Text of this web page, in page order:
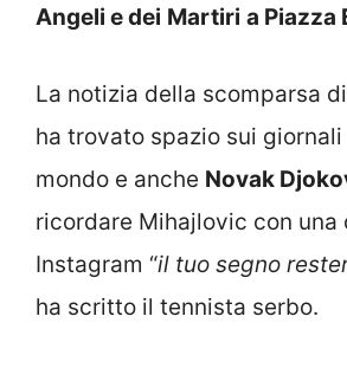
Angeli e dei Martiri a Piazza
La notizia della scomparsa di
ha trovato spazio sui
mondo e anche Novak
ricordare Mihajlovic con una
Instagram “il tuo segno
ha scritto il tennista serbo.